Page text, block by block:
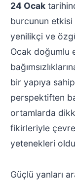
24 Ocak
burcunun etkisi
yenilikçi ve
Ocak doğumlu
bir yapıya
perspektiften
ortamlarda
fikirleriyle
yetenekleri
Güçlü yanları